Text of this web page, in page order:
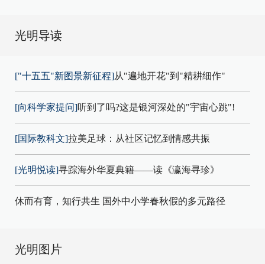
光明导读
["十五五"新图景新征程]从"遍地开花"到"精耕细作"
[向科学家提问]听到了吗?这是银河深处的"宇宙心跳"!
[国际教科文]拉美足球：从社区记忆到情感共振
[光明悦读]寻踪海外华夏典籍——读《瀛海寻珍》
休而有育，知行共生 国外中小学春秋假的多元路径
光明图片